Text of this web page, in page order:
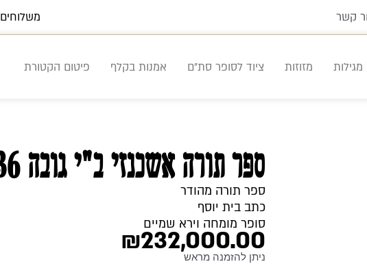
קשר משלוחים
מגילות מזוזות ציוד לסופר סת"ם אמנות בקלף פיטום הקטורת
ספר תורה אשכנזי ב"י גובה 36
ספר תורה מהודר
כתב בית יוסף
סופר מומחה וירא שמיים
₪232,000.00
ניתן להזמנה מראש
כמות